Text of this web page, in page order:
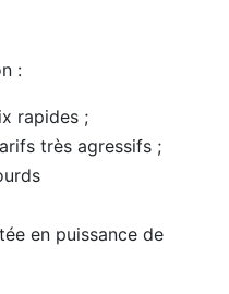
:
rapides ;
très agressifs ;
en puissance de